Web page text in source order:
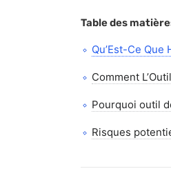
Table des
Qu’Est-Ce Que
Comment
Pourquoi outil
Risques